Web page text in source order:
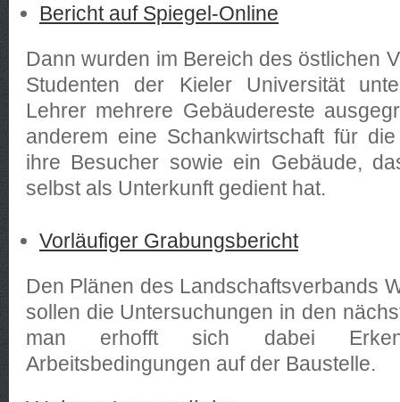
Bericht auf Spiegel-Online
Dann wurden im Bereich des östlichen
Studenten der Kieler Universität
Lehrer mehrere Gebäudereste
anderem eine Schankwirtschaft für
ihre Besucher sowie ein Gebäude,
selbst als Unterkunft gedient hat.
Vorläufiger Grabungsbericht
Den Plänen des Landschaftsverbands
sollen die Untersuchungen in den
man erhofft sich dabei
Arbeitsbedingungen auf der Baustelle.